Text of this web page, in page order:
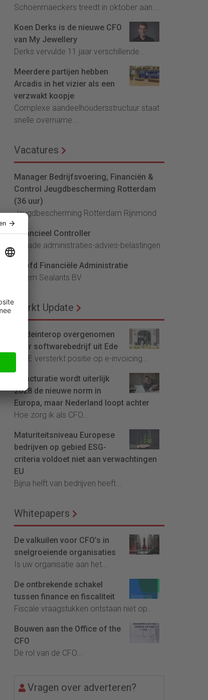
Schoenmaeckers treedt in oktober aan....
Koen Derks is de nieuwe CFO
van My Jewellery
Derks vervulde 11 jaar verschillende...
Meerdere partijen hebben
Arcadis in het vizier als een
verzwakt koopje
Complexe aandeelhoudersstructuur staat
snelle overname...
Vacatures
Manager Bedrijfsvoering, Financiën &
Control Jeugdbescherming Rotterdam
(36 uur)
Jeugdbescherming Rotterdam Rijnmond
Financieel Controller
lArcade administraties-advies-belastingen
Hoofd Financiële Administratie
Bloem Sealants BV
Markt Update
Tradeinterop overgenomen
door softwarebedrijf uit Ede
4CEE versterkt positie op e-invoicing...
E-facturatie wordt uiterlijk
2028 de nieuwe norm in
Europa, maar Nederland loopt achter
Hoe zorg ik als CFO...
Maturiteitsniveau Europese
bedrijven op gebied ESG-
criteria voldoet niet aan verwachtingen
EU
Bijna helft van bedrijven heeft...
Whitepapers
De valkuilen voor CFO’s in
snelgroeiende organisaties
Is uw organisatie aan het...
De ontbrekende schakel
tussen finance en fiscaliteit
Fiscale vraagstukken ontstaan niet op...
Bouwen aan the Office of the
CFO
De rol van de CFO...
Vragen over adverteren?